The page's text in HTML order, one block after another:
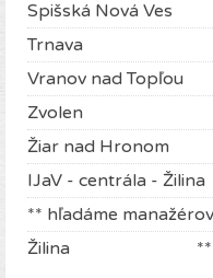
Spišská Nová Ves
Trnava
Vranov nad Topľou
Zvolen
Žiar nad Hronom
IJaV - centrála - Žilina
** hľadáme manažérov
Žilina **